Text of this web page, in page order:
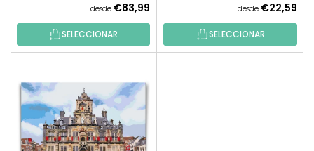
O
desde €83,99
SELECCIONAR
desde €22,59
SELECCIONAR